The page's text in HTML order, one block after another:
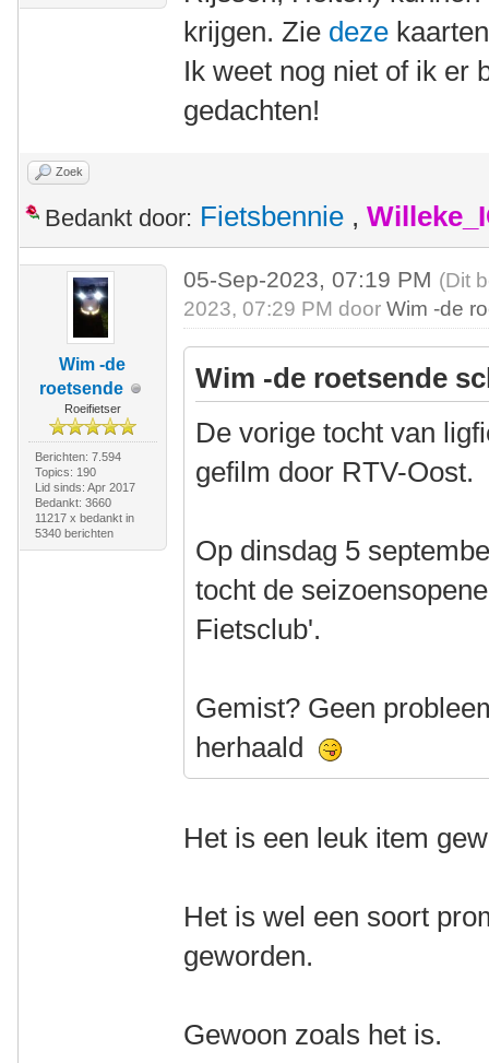
krijgen. Zie deze
Ik weet nog niet of ik er
gedachten!
Zoek
Bedankt door: Fietsbennie ,
Wim -de
roetsende
Roeifietser
Berichten: 7.594
Topics: 190
Lid sinds: Apr 2017
Bedankt: 3660
11217 x bedankt in
5340 berichten
05-Sep-2023, 07:19 PM (Dit
2023, 07:29 PM doorWim -de
Wim -de roetsende
De vorige tocht van
gefilm door RTV-Oost.
Op dinsdag 5
tocht de
Fietsclub'.
Gemist? Geen
herhaald
Het is een leuk item
Het is wel een soort
geworden.
Gewoon zoals het is.